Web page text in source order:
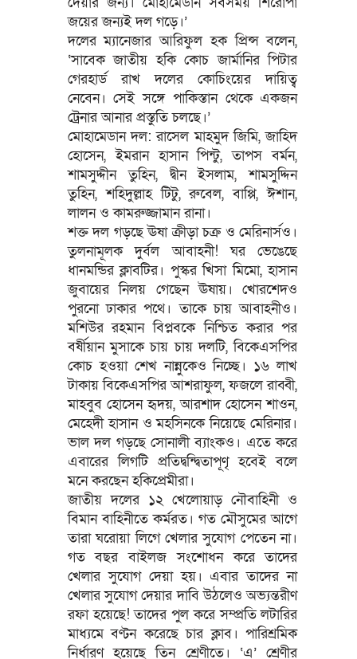
জয়ের জন্যই দল গড়ে।’
দলের ম্যানেজার আরিফুল হক প্রিন্স বলেন,
‘সাবেক জাতীয় হকি কোচ জার্মানির পিটার
গেরহার্ড রাখ দলের কোচিংয়ের দায়িত্ব
নেবেন। সেই সঙ্গে পাকিস্তান থেকে একজন
ট্রেনার আনার প্রস্তুতি চলছে।’
মোহামেডান দল: রাসেল মাহমুদ জিমি, জাহিদ
হোসেন, ইমরান হাসান পিন্টু, তাপস বর্মন,
শামসুদ্দীন তুহিন, দ্বীন ইসলাম, শামসুদ্দিন
তুহিন, শহিদুল্লাহ টিটু, রুবেল, বাপ্পি, ঈশান,
লালন ও কামরুজ্জামান রানা।
শক্ত দল গড়ছে ঊষা ক্রীড়া চক্র ও মেরিনার্সও।
তুলনামূলক দুর্বল আবাহনী! ঘর ভেঙেছে
ধানমন্ডির ক্লাবটির। পুস্কর খিসা মিমো, হাসান
জুবায়ের নিলয় গেছেন ঊষায়। খোরশেদও
পুরনো ঢাকার পথে। তাকে চায় আবাহনীও।
মশিউর রহমান বিপ্লবকে নিশ্চিত করার পর
বর্ষীয়ান মুসাকে চায় চায় দলটি, বিকেএসপির
কোচ হওয়া শেখ নান্নুকেও নিচ্ছে। ১৬ লাখ
টাকায় বিকেএসপির আশরাফুল, ফজলে রাব্বী,
মাহবুব হোসেন হৃদয়, আরশাদ হোসেন শাওন,
মেহেদী হাসান ও মহসিনকে নিয়েছে মেরিনার।
ভাল দল গড়ছে সোনালী ব্যাংকও। এতে করে
এবারের লিগটি প্রতিদ্বন্দ্বিতাপূণৃ হবেই বলে
মনে করছেন হকিপ্রেমীরা।
জাতীয় দলের ১২ খেলোয়াড় নৌবাহিনী ও
বিমান বাহিনীতে কর্মরত। গত মৌসুমের আগে
তারা ঘরোয়া লিগে খেলার সুযোগ পেতেন না।
গত বছর বাইলজ সংশোধন করে তাদের
খেলার সুযোগ দেয়া হয়। এবার তাদের না
খেলার সুযোগ দেয়ার দাবি উঠলেও অভ্যন্তরীণ
রফা হয়েছে! তাদের পুল করে সম্প্রতি লটারির
মাধ্যমে বণ্টন করেছে চার ক্লাব। পারিশ্রমিক
নির্ধারণ হয়েছে তিন শ্রেণীতে। ‘এ’ শ্রেণীর